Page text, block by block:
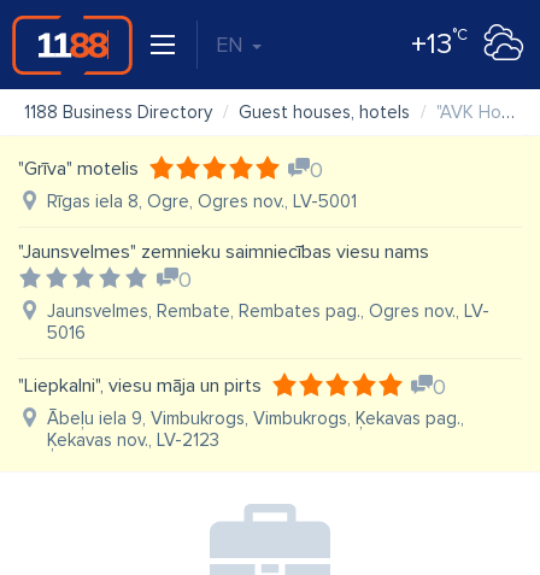
EN +13°C
1188 Business Directory Guest houses, hotels "AVK Hotel" SIA, atpūtas tūrisma komplekss ''Drākane''
"Grīva" motelis 0
Rīgas iela 8, Ogre, Ogres nov., LV-5001
"Jaunsvelmes" zemnieku saimniecības viesu nams
0
Jaunsvelmes, Rembate, Rembates pag., Ogres nov., LV-
5016
"Liepkalni", viesu māja un pirts 0
Ābeļu iela 9, Vimbukrogs, Vimbukrogs, Ķekavas pag.,
Ķekavas nov., LV-2123